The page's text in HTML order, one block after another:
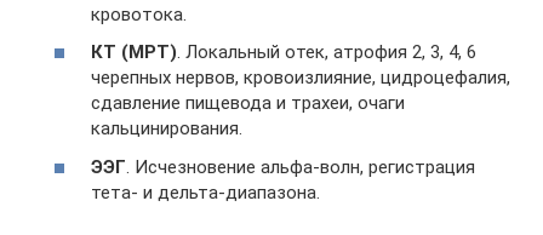
кровотока.
КТ (МРТ). Локальный отек, атрофия 2, 3, 4, 6
черепных нервов, кровоизлияние, цидроцефалия,
сдавление пищевода и трахеи, очаги
кальцинирования.
ЭЭГ . Исчезновение альфа-волн, регистрация
тета- и дельта-диапазона.